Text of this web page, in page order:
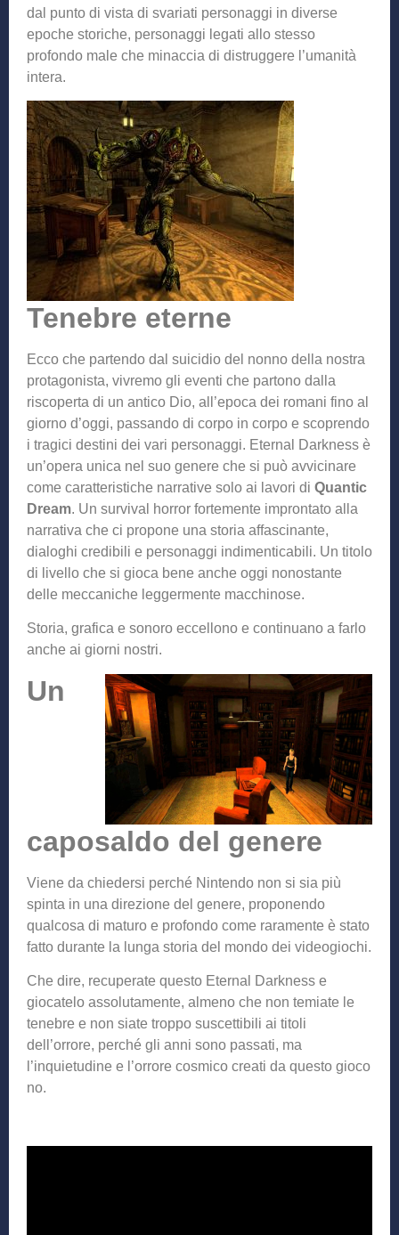
dal punto di vista di svariati personaggi in diverse
epoche storiche, personaggi legati allo stesso
profondo male che minaccia di distruggere l’umanità
intera.
Tenebre eterne
Ecco che partendo dal suicidio del nonno della nostra
protagonista, vivremo gli eventi che partono dalla
riscoperta di un antico Dio, all’epoca dei romani fino al
giorno d’oggi, passando di corpo in corpo e scoprendo
i tragici destini dei vari personaggi. Eternal Darkness è
un’opera unica nel suo genere che si può avvicinare
come caratteristiche narrative solo ai lavori di Quantic
Dream. Un survival horror fortemente improntato alla
narrativa che ci propone una storia affascinante,
dialoghi credibili e personaggi indimenticabili. Un titolo
di livello che si gioca bene anche oggi nonostante
delle meccaniche leggermente macchinose.
Storia, grafica e sonoro eccellono e continuano a farlo
anche ai giorni nostri.
Un
caposaldo del genere
Viene da chiedersi perché Nintendo non si sia più
spinta in una direzione del genere, proponendo
qualcosa di maturo e profondo come raramente è stato
fatto durante la lunga storia del mondo dei videogiochi.
Che dire, recuperate questo Eternal Darkness e
giocatelo assolutamente, almeno che non temiate le
tenebre e non siate troppo suscettibili ai titoli
dell’orrore, perché gli anni sono passati, ma
l’inquietudine e l’orrore cosmico creati da questo gioco
no.